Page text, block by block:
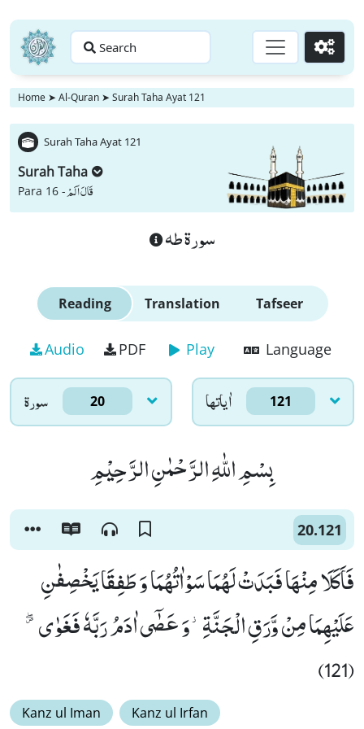
Search Go
Home ➤ Al-Quran ➤ Surah Taha Ayat 121
Surah Taha Ayat 121
Surah Taha
Para 16 -قَالَ اَلَمْ
سورة طه
Reading Translation Tafseer
Audio PDF Play Language
سورۃ 20 اٰياتها 121
بِسْمِ اللّٰهِ الرَّحْمٰنِ الرَّحِیْمِ
20.121
فَاَكَلَا مِنْهَا فَبَدَتْ لَهُمَا سَوْاٰتُهُمَا وَ طَفِقَا یَخْصِفٰنِ
عَلَیْهِمَا مِنْ وَّرَقِ الْجَنَّةِ٘-وَ عَصٰۤى اٰدَمُ رَبَّهٗ فَغَوٰى۪ۖ
(121)
Kanz ul Iman Kanz ul Irfan